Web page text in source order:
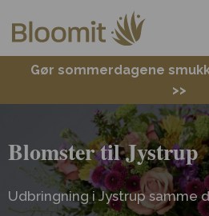
Gør sommerdagene
>>
Blomster til Jystrup
Udbringning i Jystrup samme